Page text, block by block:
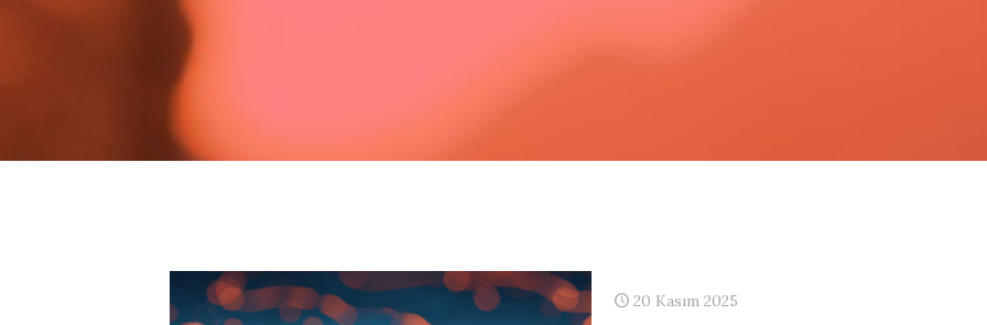
20 Kasım 2025